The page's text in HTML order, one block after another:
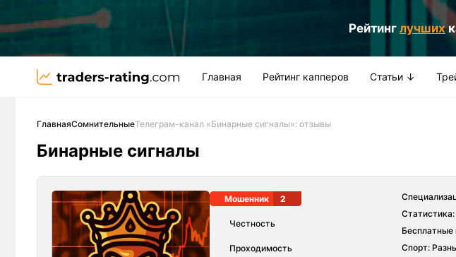
Рейтинг лучших
Главная Рейтинг капперов Статьи ↓
ГлавнаяСомнительныеТелеграм-канал «Бинарные сигналы»: отзывы
Бинарные сигналы
Мошенник 2
Честность
Проходимость
Статистика:
Бесплатные
Спорт: